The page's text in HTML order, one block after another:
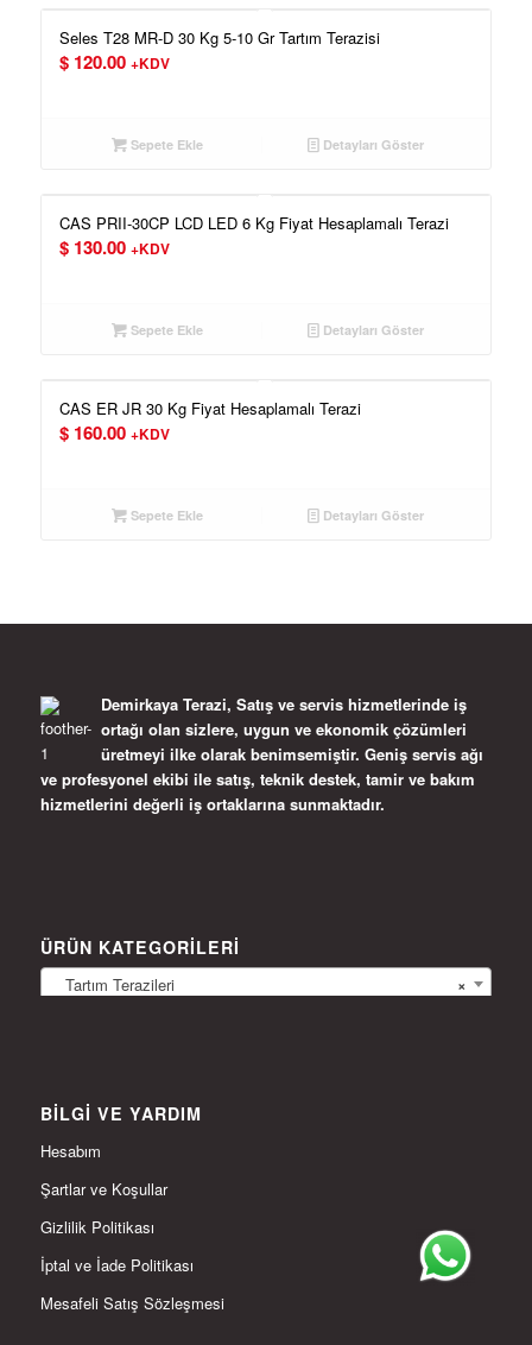
Seles T28 MR-D 30 Kg 5-10 Gr Tartım Terazisi
$120.00 +KDV
Sepete Ekle Detayları Göster
CAS PRII-30CP LCD LED 6 Kg Fiyat Hesaplamalı Terazi
$130.00 +KDV
Sepete Ekle Detayları Göster
CAS ER JR 30 Kg Fiyat Hesaplamalı Terazi
$160.00 +KDV
Sepete Ekle Detayları Göster
Demirkaya Terazi, Satış ve servis hizmetlerinde iş
ortağı olan sizlere, uygun ve ekonomik çözümleri
üretmeyi ilke olarak benimsemiştir. Geniş servis ağı
ve profesyonel ekibi ile satış, teknik destek, tamir ve bakım
hizmetlerini değerli iş ortaklarına sunmaktadır.
ÜRÜN KATEGORILERI
×
Tartım Terazileri
BILGI VE YARDIM
Hesabım
Şartlar ve Koşullar
Gizlilik Politikası
İptal ve İade Politikası
Mesafeli Satış Sözleşmesi